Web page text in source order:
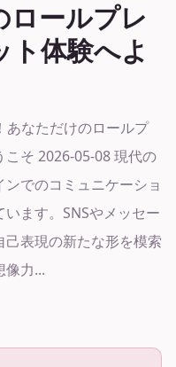
ロールプレ
ト体験へよ
なただけのロールプ
そ 2026-05-08 現代の
でのコミュニケーショ
ます。SNSやメッセー
表現の新たな形を模索
像力...